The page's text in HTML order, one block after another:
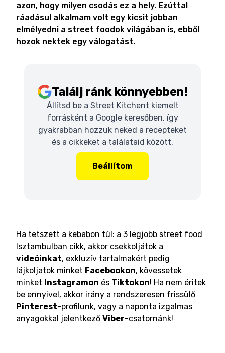
azon, hogy milyen csodás ez a hely. Ezúttal
ráadásul alkalmam volt egy kicsit jobban
elmélyedni a street foodok világában is, ebből
hozok nektek egy válogatást.
Találj ránk könnyebben!
Állítsd be a Street Kitchent kiemelt
forrásként a Google keresőben, így
gyakrabban hozzuk neked a recepteket
és a cikkeket a találataid között.
Beállítom
Ha tetszett a kebabon túl: a 3 legjobb street food
Isztambulban cikk, akkor csekkoljátok a
videóinkat, exkluzív tartalmakért pedig
lájkoljatok minket Facebookon, kövessetek
minket Instagramon és Tiktokon! Ha nem éritek
be ennyivel, akkor irány a rendszeresen frissülő
Pinterest-profilunk, vagy a naponta izgalmas
anyagokkal jelentkező Viber-csatornánk!